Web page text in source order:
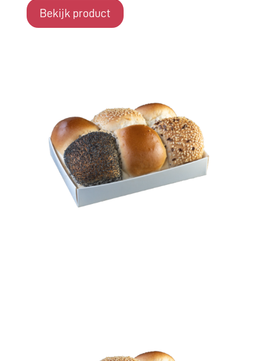
Bekijk product